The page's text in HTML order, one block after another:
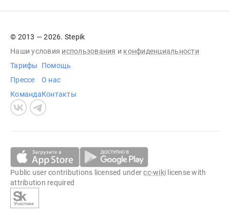
© 2013 — 2026. Stepik
Наши условия использования и конфиденциальности
Тарифы
Прессе
Команда
Помощь
О нас
Контакты
Public user contributions licensed undercc-wiki license with
attribution required